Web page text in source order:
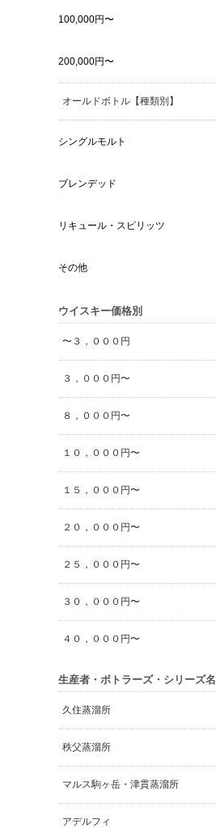
100,000円〜
200,000円〜
オールドボトル【種類別】
シングルモルト
ブレンデッド
リキュール・スピリッツ
その他
ウイスキー価格別
〜３，０００円
３，０００円〜
８，０００円〜
１０，０００円〜
１５，０００円〜
２０，０００円〜
２５，０００円〜
３０，０００円〜
４０，０００円〜
生産者・ボトラーズ・シリーズ名
久住蒸溜所
秩父蒸溜所
マルス駒ヶ岳・津貫蒸溜所
アデルフィ